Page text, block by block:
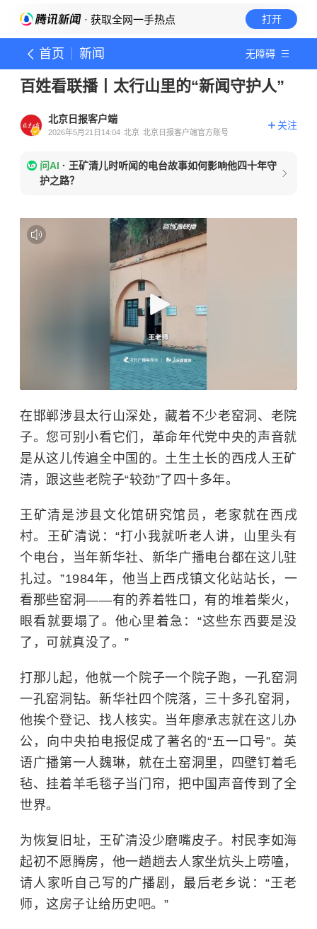
· 获取全网一手热点 打开
首页 新闻 无障碍
百姓看联播丨太行山里的“新闻守护人”
北京日报客户端
2026年5月21日14:04 北京 北京日报客户端官方账号
关注
问AI · 王矿清儿时听闻的电台故事如何影响他四十年守
护之路？
在邯郸涉县太行山深处，藏着不少老窑洞、老院
子。您可别小看它们，革命年代党中央的声音就
是从这儿传遍全中国的。土生土长的西戌人王矿
清，跟这些老院子“较劲”了四十多年。
王矿清是涉县文化馆研究馆员，老家就在西戌
村。王矿清说：“打小我就听老人讲，山里头有
个电台，当年新华社、新华广播电台都在这儿驻
扎过。”1984年，他当上西戌镇文化站站长，一
看那些窑洞——有的养着牲口，有的堆着柴火，
眼看就要塌了。他心里着急：“这些东西要是没
了，可就真没了。”
打那儿起，他就一个院子一个院子跑， 一孔窑洞
一孔窑洞 钻。新华社四个院落，三十多孔窑洞，
他挨个登记、找人核实。当年廖承志就在这儿办
公，向中央拍电报促成了著名的“五一口号”。英
语广播第一人魏琳，就在土窑洞里，四壁钉着毛
毡、挂着羊毛毯子当门帘，把中国声音传到了全
世界。
为恢复旧址，王矿清没少磨嘴皮子。村民李如海
起初不愿腾房，他一趟趟去人家坐炕头上唠嗑，
请人家听自己写的广播剧，最后老乡说：“王老
师，这房子让给历史吧。”